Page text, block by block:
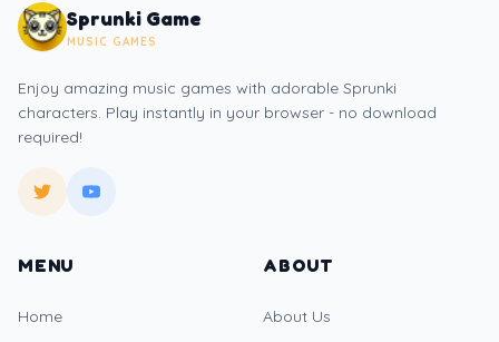
Sprunki Game
MUSIC GAMES
Enjoy amazing music games with adorable Sprunki
characters. Play instantly in your browser - no download
required!
MENU
Home
ABOUT
About Us